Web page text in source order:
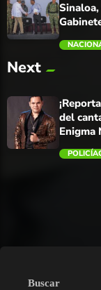
Next
del
Enigma
Buscar